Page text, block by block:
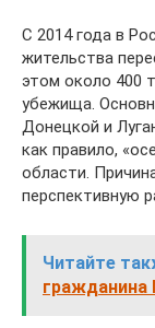
С 2014 года в
жительства
этом около 400
убежища.
Донецкой и
как правило,
области.
перспективную
Читайте
гражданина